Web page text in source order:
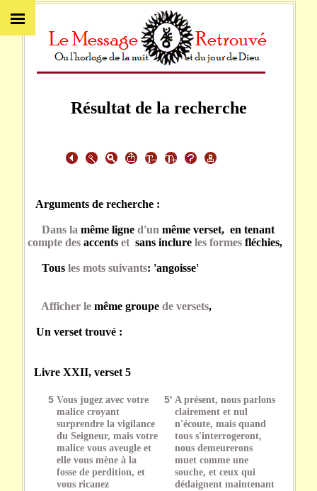
Résultat de la recherche
Arguments de recherche :
Dans la même ligne d'un même verset, en tenant
compte des accents et sans inclureles formes fléchies,
Tous les mots suivants: 'angoisse'
Afficher le même groupede versets,
Un verset trouvé :
Livre XXII, verset 5
5 Vous jugez avec votre
malice croyant
surprendre la vigilance
du Seigneur, mais votre
malice vous aveugle et
elle vous mène à la
fosse de perdition, et
vous ricanez
5' A présent, nous parlons
clairement et nul
n'écoute, mais quand
tous s'interrogeront,
nous demeurerons
muet comme une
souche, et ceux qui
dédaignent maintenant